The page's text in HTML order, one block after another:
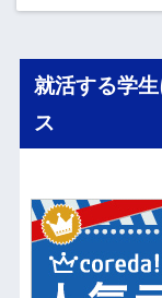
就活する学
ス